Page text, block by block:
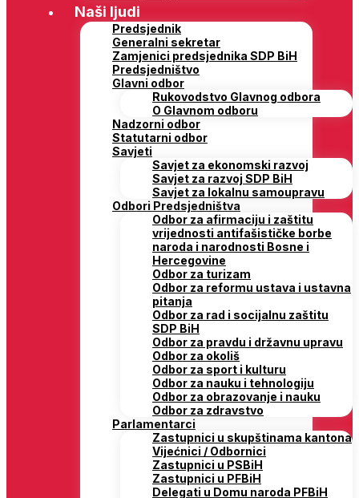
Naši ljudi
Predsjednik
Generalni sekretar
Zamjenici predsjednika SDP BiH
Predsjedništvo
Glavni odbor
Rukovodstvo Glavnog odbora
O Glavnom odboru
Nadzorni odbor
Statutarni odbor
Savjeti
Savjet za ekonomski razvoj
Savjet za razvoj SDP BiH
Savjet za lokalnu samoupravu
Odbori Predsjedništva
Odbor za afirmaciju i zaštitu
vrijednosti antifašističke borbe
naroda i narodnosti Bosne i
Hercegovine
Odbor za turizam
Odbor za reformu ustava i ustavna
pitanja
Odbor za rad i socijalnu zaštitu
SDP BiH
Odbor za pravdu i državnu upravu
Odbor za okoliš
Odbor za sport i kulturu
Odbor za nauku i tehnologiju
Odbor za obrazovanje i nauku
Odbor za zdravstvo
Parlamentarci
Zastupnici u skupštinama kantona
Vijećnici / Odbornici
Zastupnici u PSBiH
Zastupnici u PFBiH
Delegati u Domu naroda PFBiH